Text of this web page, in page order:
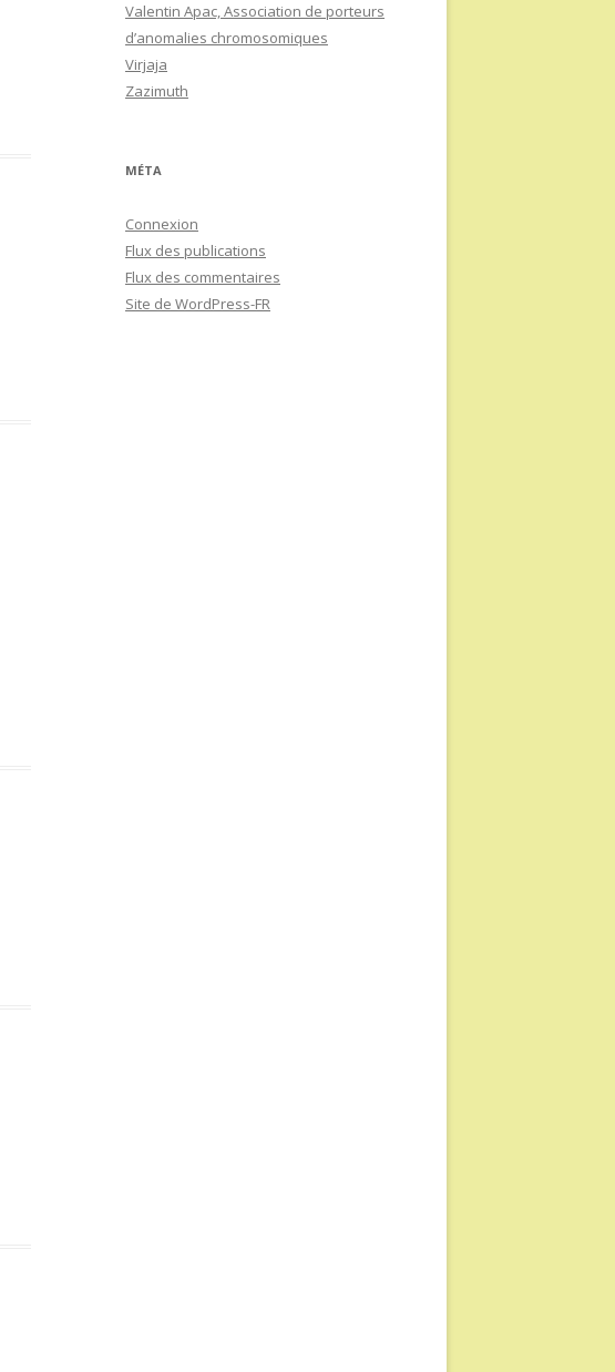
Valentin Apac, Association de porteurs
d’anomalies chromosomiques
Virjaja
Zazimuth
MÉTA
Connexion
Flux des publications
Flux des commentaires
Site de WordPress-FR